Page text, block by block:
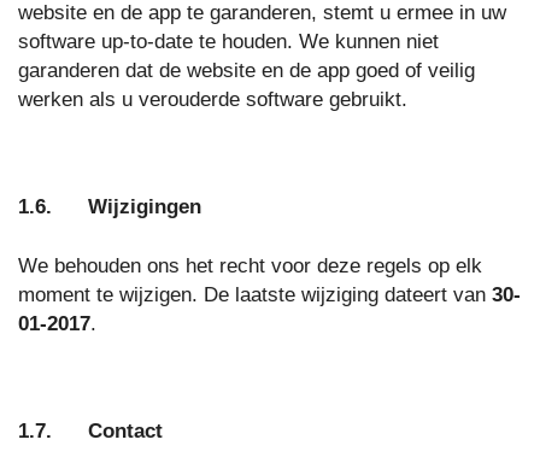
website en de app te garanderen, stemt u ermee in uw
software up-to-date te houden. We kunnen niet
garanderen dat de website en de app goed of veilig
werken als u verouderde software gebruikt.
1.6. Wijzigingen
We behouden ons het recht voor deze regels op elk
moment te wijzigen. De laatste wijziging dateert van 30-
01-2017.
1.7. Contact